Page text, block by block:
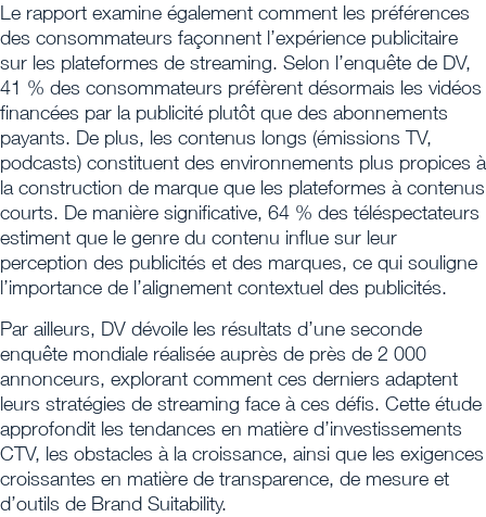
Le rapport examine également comment les préférences
des consommateurs façonnent l’expérience publicitaire
sur les plateformes de streaming. Selon l’enquête de DV,
41 % des consommateurs préfèrent désormais les vidéos
financées par la publicité plutôt que des abonnements
payants. De plus, les contenus longs (émissions TV,
podcasts) constituent des environnements plus propices à
la construction de marque que les plateformes à contenus
courts. De manière significative, 64 % des téléspectateurs
estiment que le genre du contenu influe sur leur
perception des publicités et des marques, ce qui souligne
l’importance de l’alignement contextuel des publicités.
Par ailleurs, DV dévoile les résultats d’une seconde
enquête mondiale réalisée auprès de près de 2 000
annonceurs, explorant comment ces derniers adaptent
leurs stratégies de streaming face à ces défis. Cette étude
approfondit les tendances en matière d’investissements
CTV, les obstacles à la croissance, ainsi que les exigences
croissantes en matière de transparence, de mesure et
d’outils de Brand Suitability.